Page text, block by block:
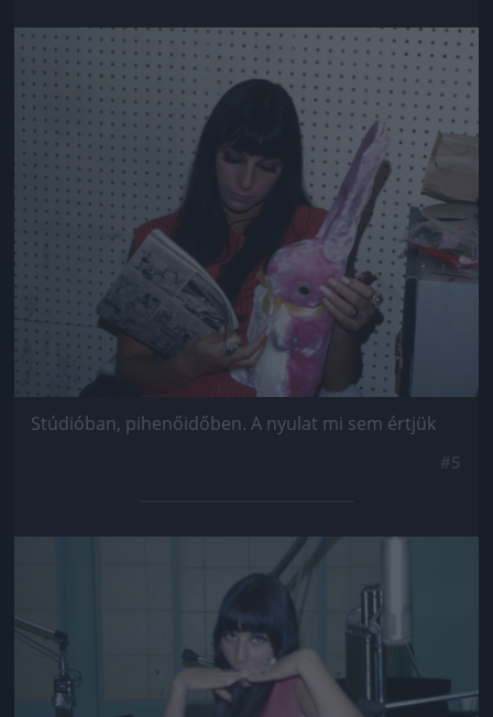
Jön még kép!
Stúdióban, pihenőidőben. A nyulat mi sem értjük
Jön még kép!